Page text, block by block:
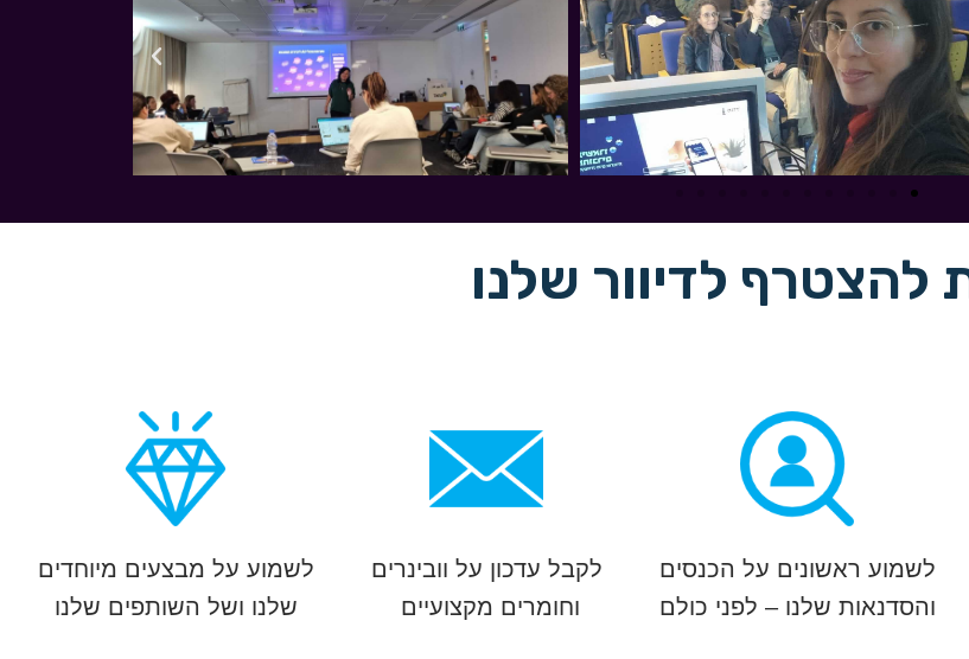
לשמוע ראשונים על הכנסים
והסדנאות שלנו – לפני כולם
לקבל עדכון על וובינרים
וחומרים מקצועיים
לשמוע על מבצעים מיוחדים
שלנו ושל השותפים שלנו